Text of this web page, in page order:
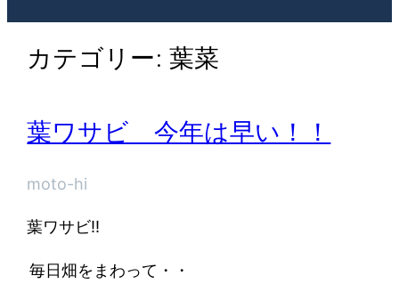
カテゴリー:葉菜
葉ワサビ 今年は早い！！
moto-hi
葉ワサビ!!
毎日畑をまわって・・